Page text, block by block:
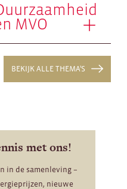
MVO
BEKIJK ALLE THEMA'S
met ons!
in de samenleving –
nieuwe